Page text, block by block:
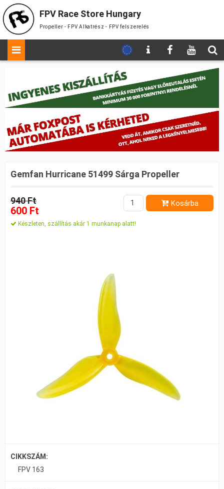
FPV Race Store Hungary
Propeller - FPV Alkatrész - FPV felszerelés
Gemfan Hurricane 51499 Sárga Propeller
940 Ft
600 Ft
Kosárba
Készleten, szállítás akár 1 munkanap alatt!
CIKKSZÁM:
FPV 163